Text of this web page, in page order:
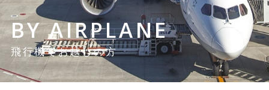
BY AIRPLANE
飛行機でお越しの方